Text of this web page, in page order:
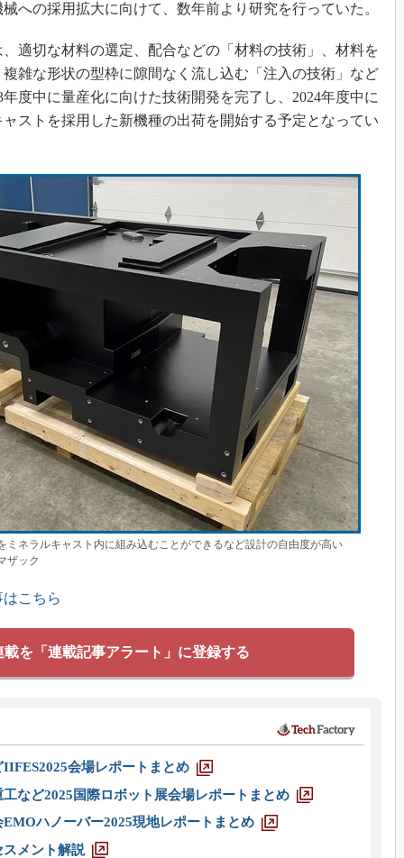
への採用拡大に向けて、数年前より研究を行っていた。
適切な材料の選定、配合などの「材料の技術」、材料を
雑な形状の型枠に隙間なく流し込む「注入の技術」など
度中に量産化に向けた技術開発を完了し、2024年度中に
ストを採用した新機種の出荷を開始する予定となってい
ミネラルキャスト内に組み込むことができるなど設計の自由度が高い
ザック
こちら
載を「連載記事アラート」に登録する
会場レポートまとめ
など2025国際ロボット展会場レポートまとめ
ハノーバー2025現地レポートまとめ
メント解説